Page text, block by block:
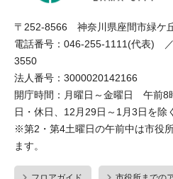
〒252-8566 神奈川県座間市緑ケ
電話番号：046-255-1111(代表)
3550
法人番号：3000020142166
開庁時間：月曜日～金曜日 午前8
日・休日、12月29日～1月3日を除
※第2・第4土曜日の午前中は市役
ます。